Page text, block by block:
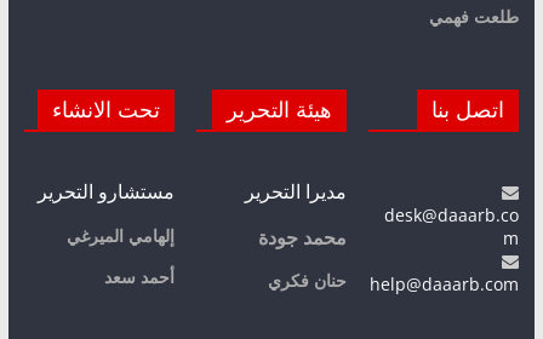
طلعت فهمي
اتصل بنا
desk@daaarb.co
m
help@daaarb.com
هيئة التحرير
مديرا التحرير
محمد جودة
حنان فكري
تحت الانشاء
مستشارو التحرير
إلهامي الميرغي
أحمد سعد